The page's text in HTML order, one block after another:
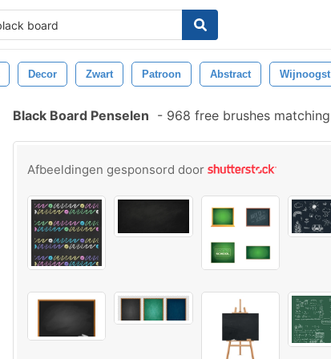
Decor Zwart Patroon Abstract Wijnoogst
Black Board Penselen - 968 free brushes matching
Afbeeldingen gesponsord door